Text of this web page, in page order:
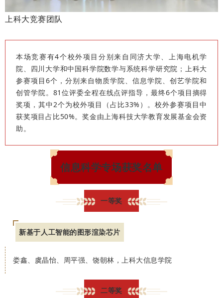
上科大竞赛团队
本场竞赛有4个校外项目分别来自同济大学、上海电机学
院、四川大学和中国科学院数学与系统科学研究院；上科大
参赛项目6个，分别来自物质学院、信息学院、创艺学院和
创管学院。81位评委全程在线点评指导，最终6个项目摘得
奖项，其中2个为校外项目（占比33%）。校外参赛项目中
获奖项目占比50%。奖金由上海科技大学教育发展基金会资
助。
信息科学专场获奖名单
一等奖
新基于人工智能的图形渲染芯片
娄鑫、虞晶怡、周平强、饶朝林，上科大信息学院
二等奖